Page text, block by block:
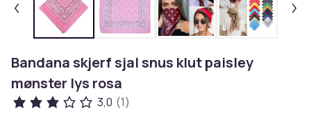
Bandana skjerf sjal snus klut paisley
mønster lys rosa
3,0 (1)